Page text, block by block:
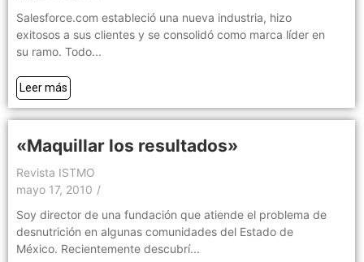
Salesforce.com estableció una nueva industria, hizo
exitosos a sus clientes y se consolidó como marca líder en
su ramo. Todo...
Leer más
«Maquillar los resultados»
Revista ISTMO
mayo 17, 2010 /
Soy director de una fundación que atiende el problema de
desnutrición en algunas comunidades del Estado de
México. Recientemente descubrí...